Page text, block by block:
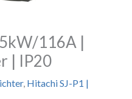
116A |
| IP20
, Hitachi SJ-P1 |